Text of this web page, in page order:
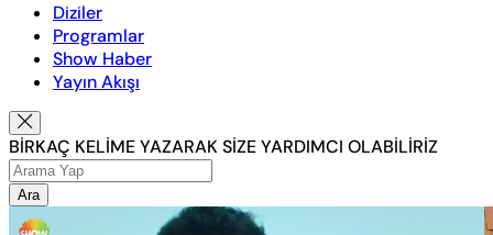
Diziler
Programlar
Show Haber
Yayın Akışı
BİRKAÇ KELİME YAZARAK SİZE YARDIMCI OLABİLİRİZ
Ara